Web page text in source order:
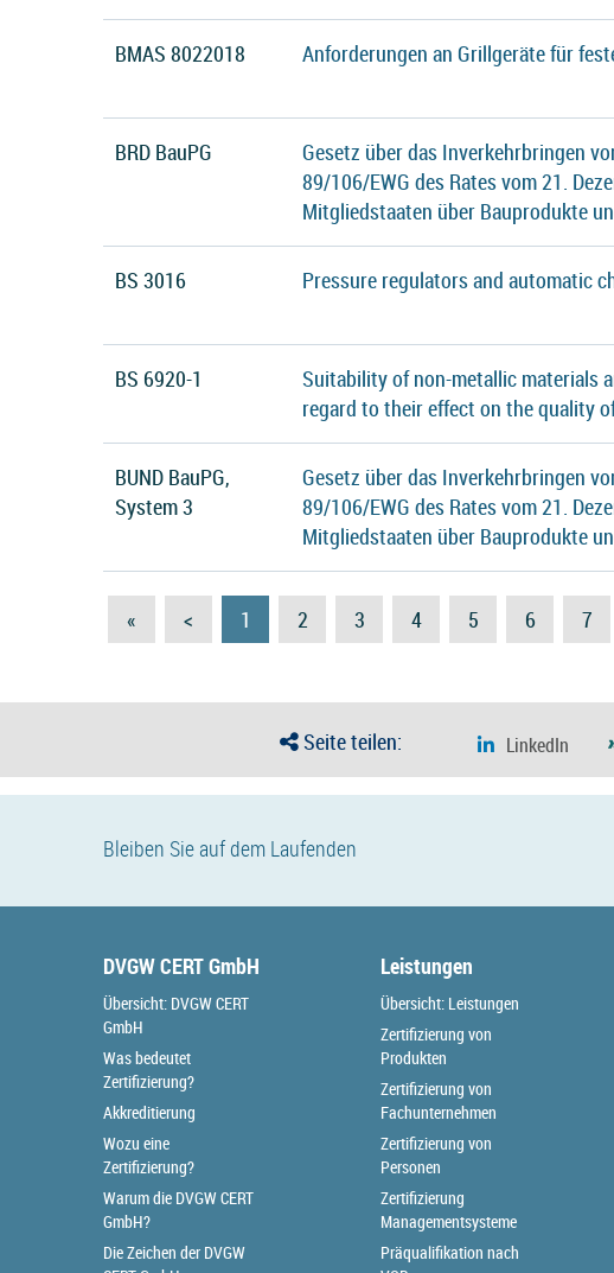
BMAS 8022018 Anforderungen an Grillgeräte für
BRD BauPG
Gesetz über das Inverkehrbringen
89/106/EWG des Rates vom 21.
Mitgliedstaaten über Bauprodukte
BS 3016 Pressure regulators and automatic
BS 6920-1
Suitability of non-metallic materials
regard to their effect on the quality
BUND BauPG,
System 3
Gesetz über das Inverkehrbringen
89/106/EWG des Rates vom 21.
Mitgliedstaaten über Bauprodukte
« < 1 2 3 4 5 6 7
Seite teilen:
Bleiben Sie auf dem Laufenden
DVGW CERT GmbH
Übersicht: DVGW CERT
GmbH
Was bedeutet
Zertifizierung?
Akkreditierung
Wozu eine
Zertifizierung?
Warum die DVGW CERT
GmbH?
Die Zeichen der DVGW
Leistungen
Übersicht: Leistungen
Zertifizierung von
Produkten
Zertifizierung von
Fachunternehmen
Zertifizierung von
Personen
Zertifizierung
Managementsysteme
Präqualifikation nach